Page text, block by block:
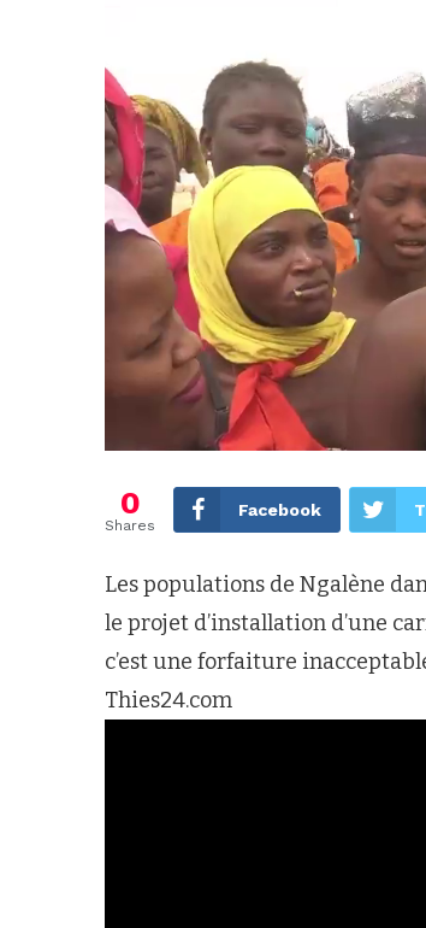
0
Shares
Facebook
Les populations de Ngalène
le projet d’installation d’une
c’est une forfaiture
Thies24.com